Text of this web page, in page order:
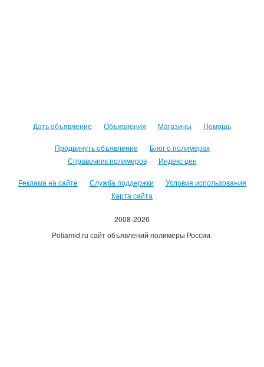
Дать объявление Объявления Магазины Помощь
Продвинуть объявление
Блог о полимерах
Справочник полимеров
Индекс цен
Реклама на сайте Служба поддержки
Условия использования
Карта сайта
2008-2026
Poliamid.ru сайт объявлений полимеры России.